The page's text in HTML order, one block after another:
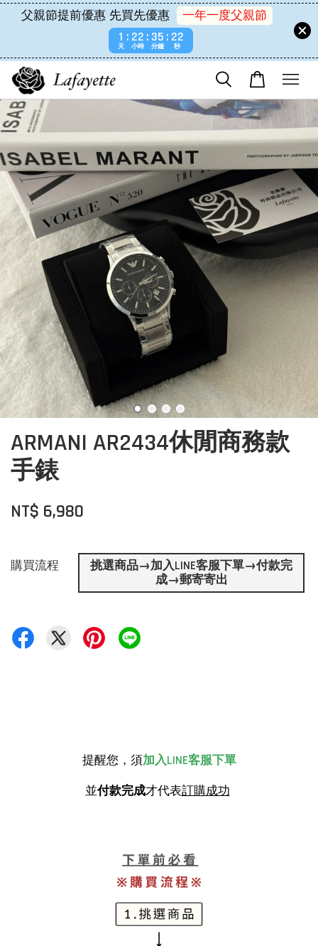
父親節提前優惠 先買先優惠
一年一度父親節
1
天
22
小時
35
分鐘
22
秒
ARMANI AR2434休閒商務款
手錶
NT$ 6,980
購買流程
挑選商品→加入LINE客服下單→付款完
成→郵寄寄出
提醒您，須加入LINE客服下單
並付款完成才代表訂購成功